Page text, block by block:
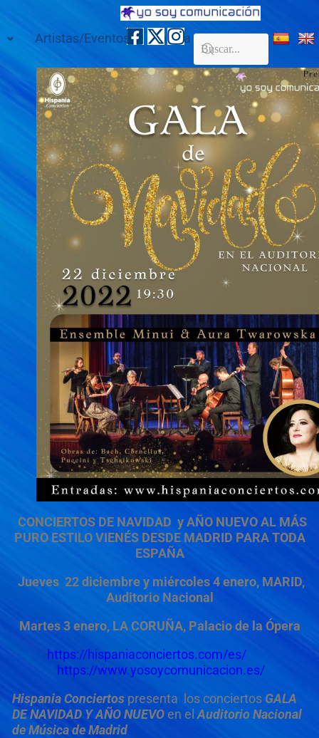
Artistas/Eventos Galería Contacto
CONCIERTOS DE NAVIDAD y AÑO NUEVO AL MÁS
PURO ESTILO VIENÉS DESDE MADRID PARA TODA
ESPAÑA
Jueves 22 diciembre y miércoles 4 enero, MARID,
Auditorio Nacional
Martes 3 enero, LA CORUÑA, Palacio de la Ópera
https://hispaniaconciertos.com/es/
https://www.yosoycomunicacion.es/
Hispania Conciertospresenta los conciertos GALA
DE NAVIDAD Y AÑO NUEVOen el Auditorio Nacional
de Música de Madrid